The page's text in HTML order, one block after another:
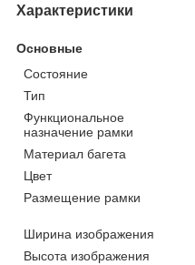
Характеристики
Основные
Состояние
Тип
Функциональное
назначение рамки
Материал багета
Цвет
Размещение рамки
Ширина изображения
Высота изображения